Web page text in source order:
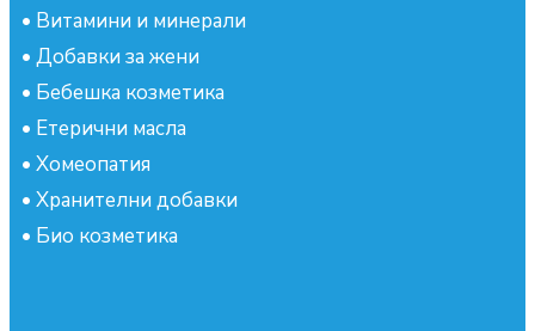
• Витамини и минерали
• Добавки за жени
• Бебешка козметика
• Етерични масла
• Хомеопатия
• Хранителни добавки
• Био козметика